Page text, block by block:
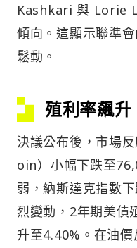
Kashkari 與 Lorie
傾向。這顯示聯準
鬆動。
殖利率飆
決議公布後，市場
oin）小幅下跌至
弱，納斯達克指數
烈變動，2年期美債
升至4.40%。在油